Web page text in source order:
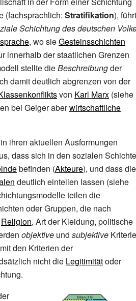
(fachsprachlich: Stratifikation),
Schichtung des deutschen
, wo sieGesteinsschichten
innerhalb der staatlichen Grenzen
stellte dieBeschreibungder
damit deutlich abgrenzen von der
von Karl Marx (siehe
bei Geiger aberwirtschaftliche
ihren aktuellen Ausformungen
dass sich in den sozialen
befinden (Akteure), und dass die
deutlich einteilen lassen (siehe
teilen die
oder Gruppen, die nach
Religion, Art der Kleidung, politische
objektive und subjektive
den Kriterien der
nicht die Legitimitätoder